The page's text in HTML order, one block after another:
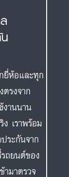
ยี่ห้อและทุก
รงจาก
งานนาน
เราพร้อม
ระกันจาก
ถยนต์ของ
มาตรวจ